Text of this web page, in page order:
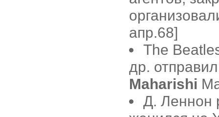
апр.68]
The
др.
Maharishi
Д. Леннон